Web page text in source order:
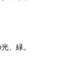
、緑。